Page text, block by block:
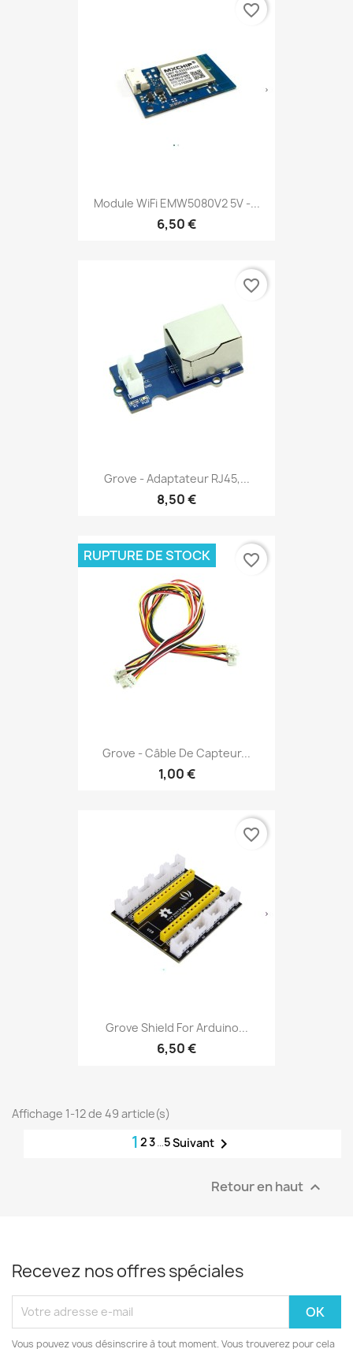
Module WiFi EMW5080V2 5V -...
6,50 €
favorite_border
Grove - Adaptateur RJ45,...
8,50 €
favorite_border
Grove - Câble De Capteur...
1,00 €
RUPTURE DE STOCK favorite_border
Grove Shield For Arduino...
6,50 €
favorite_border
Affichage 1-12 de 49 article(s)
1 23…5Suivant 
Retour en haut 
Recevez nos offres spéciales
Vous pouvez vous désinscrire à tout moment. Vous trouverez pour cela